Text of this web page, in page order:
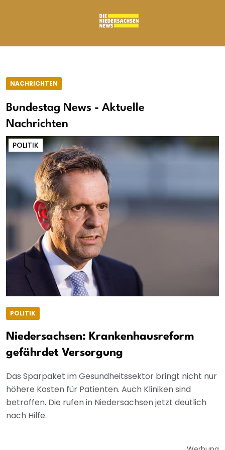
NACHRICHTEN
Bundestag News - Aktuelle
Nachrichten
POLITIK
POLITIK
Niedersachsen: Krankenhausreform
gefährdet Versorgung
Das Sparpaket im Gesundheitssektor bringt nicht nur
höhere Kosten für Patienten. Auch Kliniken sind
betroffen. Die rufen in Niedersachsen jetzt deutlich
nach Hilfe.